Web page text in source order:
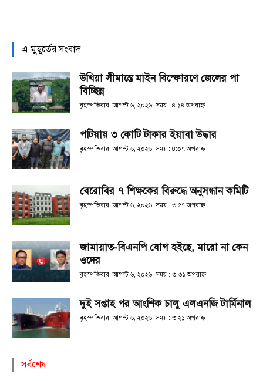
এ মুহূর্তের সংবাদ
উখিয়া সীমান্তে মাইন বিস্ফোরণে জেলের পা
বিচ্ছিন্ন
বৃহস্পতিবার, আগস্ট ৬, ২০২৬; সময় : ৪:১৪ অপরাহ্ণ
পটিয়ায় ৩ কোটি টাকার ইয়াবা উদ্ধার
বৃহস্পতিবার, আগস্ট ৬, ২০২৬; সময় : ৪:০৭ অপরাহ্ণ
বেরোবির ৭ শিক্ষকের বিরুদ্ধে অনুসন্ধান কমিটি
বৃহস্পতিবার, আগস্ট ৬, ২০২৬; সময় : ৩:৫৭ অপরাহ্ণ
জামায়াত-বিএনপি যোগ হইছে, মারো না কেন
ওদের
বৃহস্পতিবার, আগস্ট ৬, ২০২৬; সময় : ৩:৩১ অপরাহ্ণ
দুই সপ্তাহ পর আংশিক চালু এলএনজি টার্মিনাল
বৃহস্পতিবার, আগস্ট ৬, ২০২৬; সময় : ৩:২১ অপরাহ্ণ
সর্বশেষ